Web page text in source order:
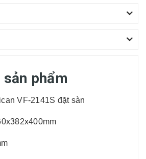
phẩm
VF-2141S đặt sàn